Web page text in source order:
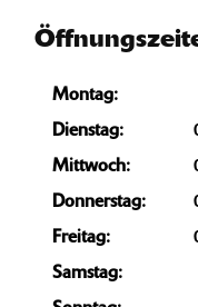
Montag:
Dienstag:
Mittwoch:
Donnerstag:
Freitag:
Samstag: